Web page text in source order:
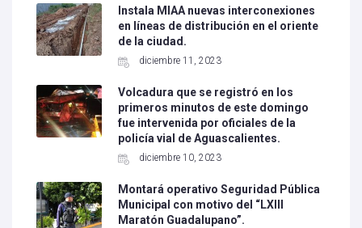
Instala MIAA nuevas interconexiones
en líneas de distribución en el oriente
de la ciudad.
diciembre 11, 2023
Volcadura que se registró en los
primeros minutos de este domingo
fue intervenida por oficiales de la
policía vial de Aguascalientes.
diciembre 10, 2023
Montará operativo Seguridad Pública
Municipal con motivo del “LXIII
Maratón Guadalupano”.